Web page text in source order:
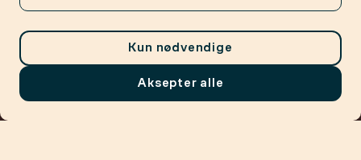
Meny
Kun nødvendige
Aksepter alle